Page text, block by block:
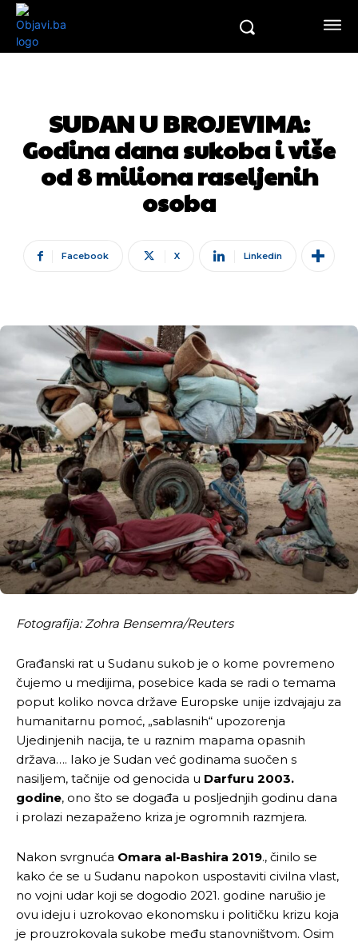
SUDAN U BROJEVIMA:
Godina dana sukoba i više
od 8 miliona raseljenih
osoba
Facebook X Linkedin
Fotografija: Zohra Bensemra/Reuters
Građanski rat u Sudanu sukob je o kome povremeno
čujemo u medijima, posebice kada se radi o temama
poput koliko novca države Europske unije izdvajaju za
humanitarnu pomoć, „sablasnih“ upozorenja
Ujedinjenih nacija, te u raznim mapama opasnih
država…. Iako je Sudan već godinama suočen s
nasiljem, tačnije od genocida u Darfuru 2003.
godine, ono što se događa u posljednjih godinu dana
i prolazi nezapaženo kriza je ogromnih razmjera.
Nakon svrgnuća Omara al-Bashira 2019., činilo se
kako će se u Sudanu napokon uspostaviti civilna vlast,
no vojni udar koji se dogodio 2021. godine narušio je
ovu ideju i uzrokovao ekonomsku i političku krizu koja
je prouzrokovala sukobe među stanovništvom. Osim